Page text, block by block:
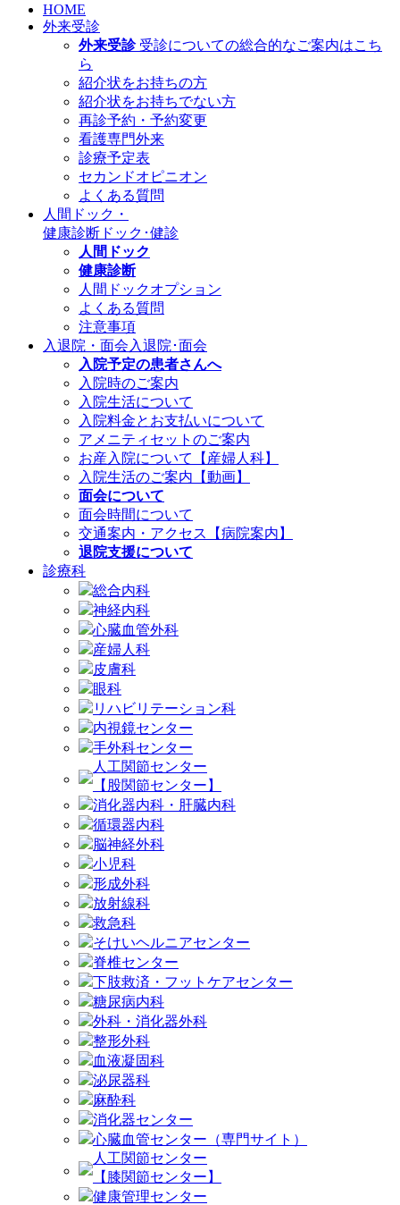
HOME
外来受診
外来受診 受診についての総合的なご案内はこち
ら
紹介状をお持ちの方
紹介状をお持ちでない方
再診予約・予約変更
看護専門外来
診療予定表
セカンドオピニオン
よくある質問
人間ドック・
健康診断 ドック･健診
人間ドック
健康診断
人間ドックオプション
よくある質問
注意事項
入退院・面会 入退院･面会
入院予定の患者さんへ
入院時のご案内
入院生活について
入院料金とお支払いについて
アメニティセットのご案内
お産入院について【産婦人科】
入院生活のご案内【動画】
面会について
面会時間について
交通案内・アクセス【病院案内】
退院支援について
診療科
総合内科
神経内科
心臓血管外科
産婦人科
皮膚科
眼科
リハビリテーション科
内視鏡センター
手外科センター
人工関節センター
【股関節センター】
消化器内科・肝臓内科
循環器内科
脳神経外科
小児科
形成外科
放射線科
救急科
そけいヘルニアセンター
脊椎センター
下肢救済・フットケアセンター
糖尿病内科
外科・消化器外科
整形外科
血液凝固科
泌尿器科
麻酔科
消化器センター
心臓血管センター（専門サイト）
人工関節センター
【膝関節センター】
健康管理センター